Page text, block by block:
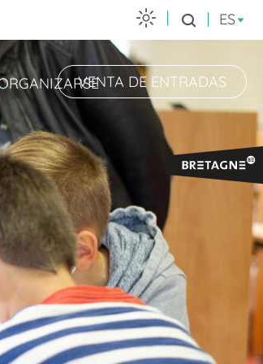
Buscar
ES
VENTA DE ENTRADAS